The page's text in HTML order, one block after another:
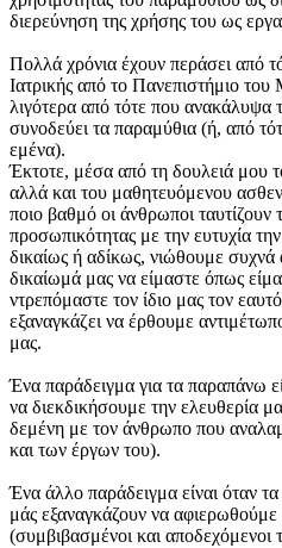
διερεύνηση της χρήσης του ως
Πολλά χρόνια έχουν περάσει από
Ιατρικής από το Πανεπιστήμιο του
λιγότερα από τότε που ανακάλυψα
συνοδεύει τα παραμύθια (ή, από
εμένα).
Έκτοτε, μέσα από τη δουλειά μου
αλλά και του μαθητευόμενου
ποιο βαθμό οι άνθρωποι
προσωπικότητας με την ευτυχία
δικαίως ή αδίκως, νιώθουμε συχνά
δικαίωμά μας να είμαστε όπως
ντρεπόμαστε τον ίδιο μας τον
εξαναγκάζει να έρθουμε
μας.
Ένα παράδειγμα για τα παραπάνω
να διεκδικήσουμε την ελευθερία
δεμένη με τον άνθρωπο που
και των έργων του).
Ένα άλλο παράδειγμα είναι όταν τα
μάς εξαναγκάζουν να
(συμβιβασμένοι και αποδεχόμενοι